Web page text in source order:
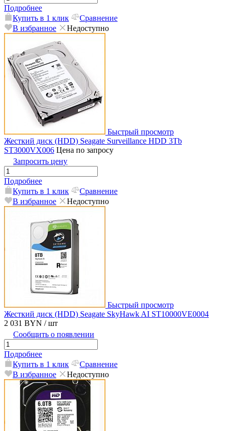
Подробнее
Купить в 1 клик
Сравнение
В избранное
Недоступно
Быстрый просмотр
Жесткий диск (HDD) Seagate Surveillance HDD 3Tb
ST3000VX006 Цена по запросу
Запросить цену
Подробнее
Купить в 1 клик
Сравнение
В избранное
Недоступно
Быстрый просмотр
Жесткий диск (HDD) Seagate SkyHawk AI ST10000VE0004
2 031 BYN / шт
Сообщить о появлении
Подробнее
Купить в 1 клик
Сравнение
В избранное
Недоступно